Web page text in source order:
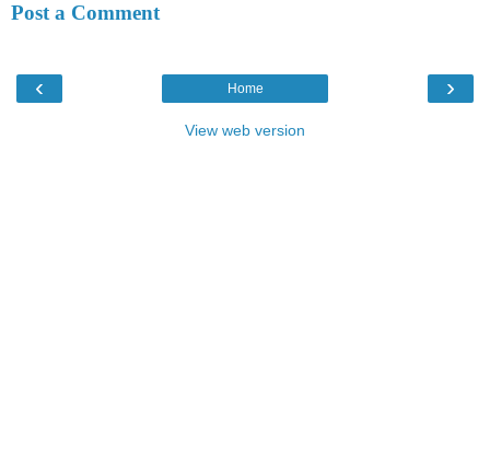
Post a Comment
‹ ›
Home
View web version